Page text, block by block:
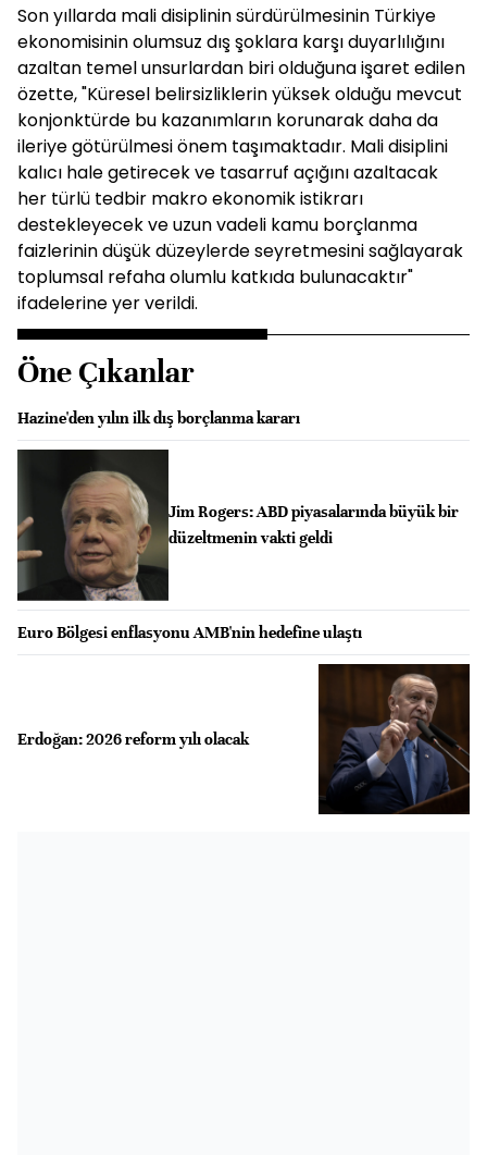
Son yıllarda mali disiplinin sürdürülmesinin Türkiye
ekonomisinin olumsuz dış şoklara karşı duyarlılığını
azaltan temel unsurlardan biri olduğuna işaret edilen
özette, "Küresel belirsizliklerin yüksek olduğu mevcut
konjonktürde bu kazanımların korunarak daha da
ileriye götürülmesi önem taşımaktadır. Mali disiplini
kalıcı hale getirecek ve tasarruf açığını azaltacak
her türlü tedbir makro ekonomik istikrarı
destekleyecek ve uzun vadeli kamu borçlanma
faizlerinin düşük düzeylerde seyretmesini sağlayarak
toplumsal refaha olumlu katkıda bulunacaktır"
ifadelerine yer verildi.
Öne Çıkanlar
Hazine'den yılın ilk dış borçlanma kararı
Jim Rogers: ABD piyasalarında büyük bir
düzeltmenin vakti geldi
Euro Bölgesi enflasyonu AMB'nin hedefine ulaştı
Erdoğan: 2026 reform yılı olacak